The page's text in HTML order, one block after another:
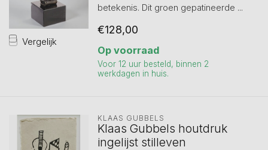
Vergelijk
betekenis. Dit groen gepatineerde ...
€128,00
Op voorraad
Voor 12 uur besteld, binnen 2
werkdagen in huis.
KLAAS GUBBELS
Klaas Gubbels houtdruk
ingelijst stilleven